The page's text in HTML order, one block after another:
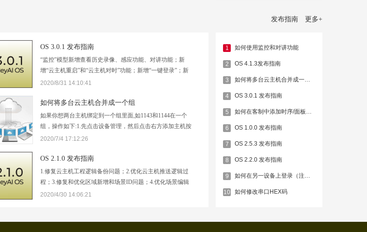
发布指南 更多+
OS 3.0.1 发布指南
“监控”模型新增查看历史录像、感应功能、对讲功能；新
增“云主机重启”和“云主机对时”功能；新增“一键登录”；新
增“测试模式”；新增动态时间调整方式；新增客户端编辑互
能；优化消息推送服务；优化红外、串口…
2020/8/31 14:10:41
如何将多台云主机合并成一个组
如果你想两台主机绑定到一个组里面,如1143和1144在一个
组，操作如下:1.先点击设备管理，然后点击右方添加主机按
钮2.第一行,主机号：如果你是首次新建工程,这里主机号列表
程,添加主机的时候,这里会将1144列举出来,如…
2020/7/4 17:12:26
OS 2.1.0 发布指南
1.修复云主机工程逻辑备份问题；​2.优化云主机推送逻辑过
程；3.修复和优化区域新增和场景ID问题；4.优化场景编辑
页面；5.红外、串口新增支持动态模型；6.解决和优化已知
2020/4/30 14:06:21
1 如何使用监控和对讲功能
2 OS 4.1.3发布指南
3 如何将多台云主机合并成一个组
4 OS 3.0.1 发布指南
5 如何在客制中添加时序/面板数据/天龙功放等数据
6 OS 1.0.0 发布指南
7 OS 2.5.3 发布指南
8 OS 2.2.0 发布指南
9 如何在另一设备上登录（注册时的账户）
10 如何修改串口HEX码